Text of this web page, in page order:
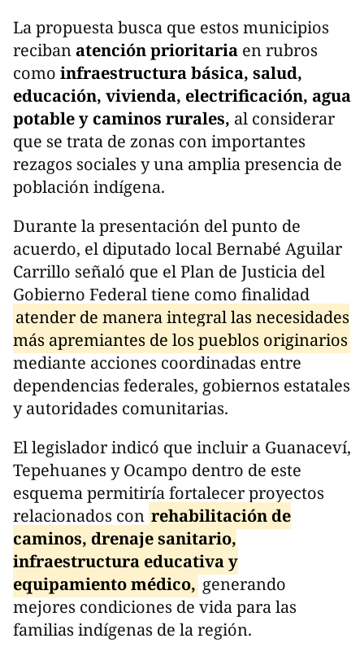
La propuesta busca que estos municipios
reciban atención prioritaria en rubros
como infraestructura básica, salud,
educación, vivienda, electrificación, agua
potable y caminos rurales, al considerar
que se trata de zonas con importantes
rezagos sociales y una amplia presencia de
población indígena.
Durante la presentación del punto de
acuerdo, el diputado local Bernabé Aguilar
Carrillo señaló que el Plan de Justicia del
Gobierno Federal tiene como finalidad
atender de manera integral las necesidades
más apremiantes de los pueblos originarios
mediante acciones coordinadas entre
dependencias federales, gobiernos estatales
y autoridades comunitarias.
El legislador indicó que incluir a Guanaceví,
Tepehuanes y Ocampo dentro de este
esquema permitiría fortalecer proyectos
relacionados con rehabilitación de
caminos, drenaje sanitario,
infraestructura educativa y
equipamiento médico, generando
mejores condiciones de vida para las
familias indígenas de la región.